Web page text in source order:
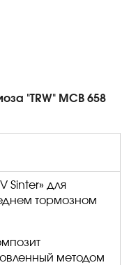
"TRW" MCB 658
Sinter» для
тормозном
методом